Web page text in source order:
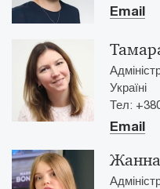
Email
Україні
Тел:
Email